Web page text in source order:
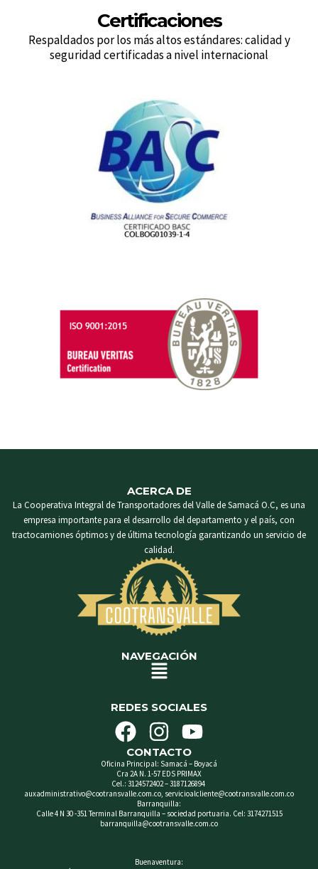
Certificaciones
Respaldados por los más altos estándares: calidad y
seguridad certificadas a nivel internacional
ACERCA DE
La Cooperativa Integral de Transportadores del Valle de Samacá O.C, es una
empresa importante para el desarrollo del departamento y el país, con
tractocamiones óptimos y de última tecnología garantizando un servicio de
calidad.
NAVEGACIÓN
Menú
REDES SOCIALES
F
a
c
e
b
o
o
I
n
s
t
a
g
Y
o
u
t
u
b
CONTACTO
Oficina Principal: Samacá – Boyacá
Cra 2A N. 1-57 EDS PRIMAX
Cel.: 3124572402 – 3187126894
auxadministrativo@cootransvalle.com.co, servicioalcliente@cootransvalle.com.co
Barranquilla:
Calle 4 N 30 -351 Terminal Barranquilla – sociedad portuaria. Cel: 3174271515
barranquilla@cootransvalle.com.co
Buenaventura: